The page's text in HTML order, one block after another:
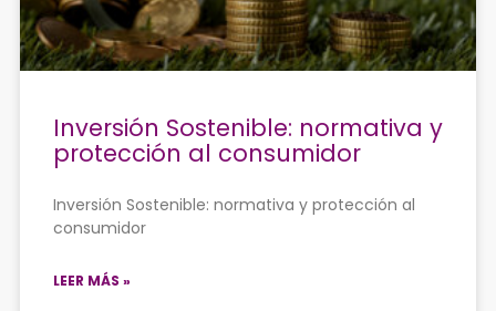
Inversión Sostenible: normativa y
protección al consumidor
Inversión Sostenible: normativa y protección al
consumidor
LEER MÁS »